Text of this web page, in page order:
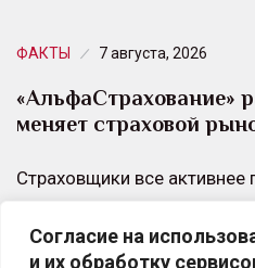
Согласие на
и их обработку
ФАКТЫ 7 августа, 2026
«АльфаСтрахование»
меняет страховой
Страховщики все активнее
искусственному
Одновременно растет